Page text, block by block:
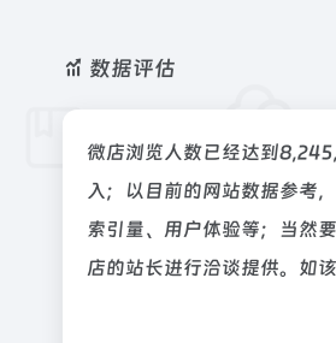
数据评估
微店浏览人数已经达到
入；以目前的网站数据参考
索引量、用户体验等；当然
店的站长进行洽谈提供。如